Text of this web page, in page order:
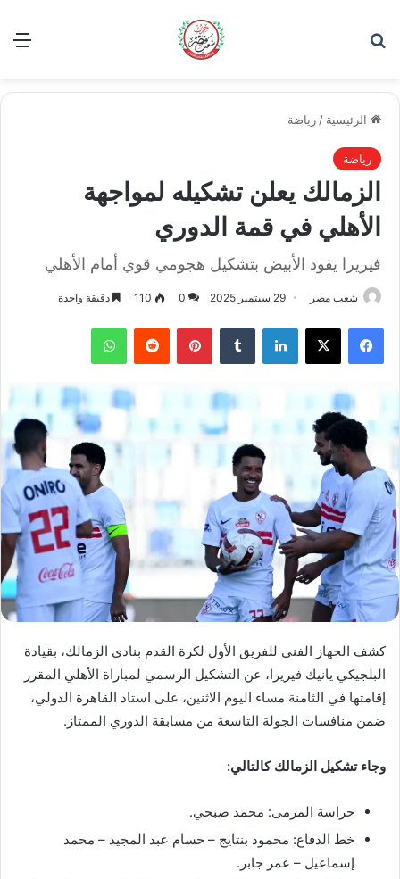
الرئيسية / رياضة
رياضة
الزمالك يعلن تشكيله لمواجهة
الأهلي في قمة الدوري
فيريرا يقود الأبيض بتشكيل هجومي قوي أمام الأهلي
شعب مصر 29 سبتمبر 2025 0
110 دقيقة واحدة
فيسبوك ‫X لينكدإن بينتيريست واتساب
كشف الجهاز الفني للفريق الأول لكرة القدم بنادي الزمالك، بقيادة
البلجيكي يانيك فيريرا، عن التشكيل الرسمي لمباراة الأهلي المقرر
إقامتها في الثامنة مساء اليوم الاثنين، على استاد القاهرة الدولي،
ضمن منافسات الجولة التاسعة من مسابقة الدوري الممتاز.
وجاء تشكيل الزمالك كالتالي:
حراسة المرمى: محمد صبحي.
خط الدفاع: محمود بنتايج – حسام عبد المجيد – محمد
إسماعيل – عمر جابر.